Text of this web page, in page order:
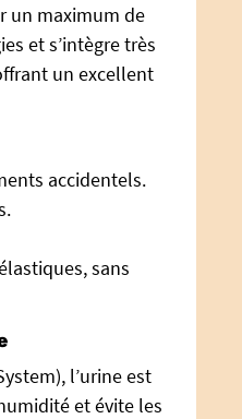
un maximum de
et s’intègre très
un excellent
accidentels.
sans
l’urine est
et évite les